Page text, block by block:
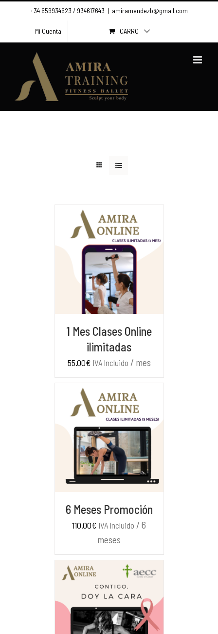
+34 659934623 / 934617643 | amiramendezb@gmail.com
Mi Cuenta CARRO
AÑADIR AL CARRITO
DETALLES
1 Mes Clases Online
ilimitadas
55.00€ IVA Incluido / mes
AÑADIR AL CARRITO /
DETALLES
6 Meses Promoción
110.00€ IVA Incluido / 6
meses
DETALLES